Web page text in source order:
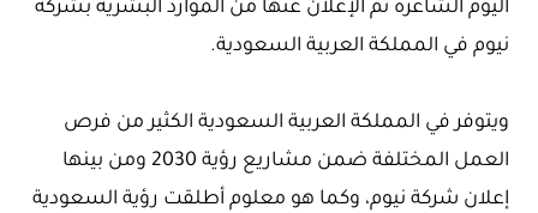
اليوم الشاغرة ثم الإعلان عنها من الموارد البشرية بشركة
نيوم في المملكة العربية السعودية.
ويتوفر في المملكة العربية السعودية الكثير من فرص
العمل المختلفة ضمن مشاريع رؤية 2030 ومن بينها
إعلان شركة نيوم، وكما هو معلوم أطلقت رؤية السعودية